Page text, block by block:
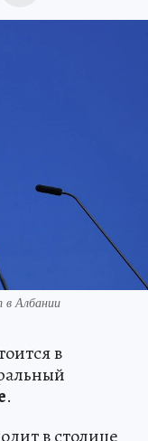
Албании
в
.
в столице